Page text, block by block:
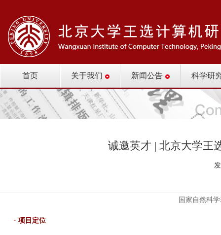
首页 关于我们 新闻公告 科学研
诚邀英才 | 北京大学王
国家自然科
· 项目定位